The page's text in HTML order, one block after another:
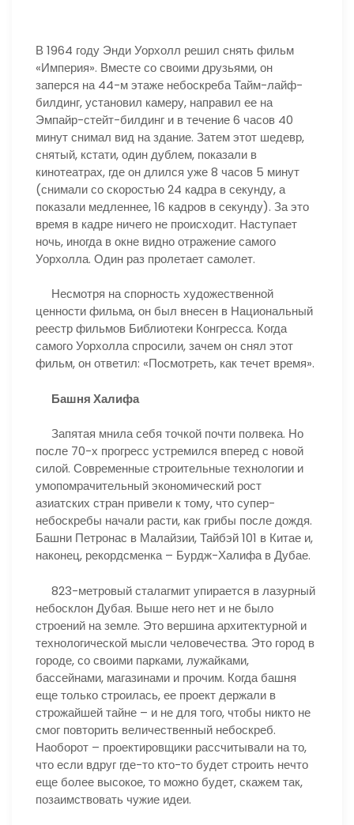
В 1964 году Энди Уорхолл решил снять фильм
«Империя». Вместе со своими друзьями, он
заперся на 44-м этаже небоскреба Тайм-лайф-
билдинг, установил камеру, направил ее на
Эмпайр-стейт-билдинг и в течение 6 часов 40
минут снимал вид на здание. Затем этот шедевр,
снятый, кстати, один дублем, показали в
кинотеатрах, где он длился уже 8 часов 5 минут
(снимали со скоростью 24 кадра в секунду, а
показали медленнее, 16 кадров в секунду). За это
время в кадре ничего не происходит. Наступает
ночь, иногда в окне видно отражение самого
Уорхолла. Один раз пролетает самолет.
Несмотря на спорность художественной
ценности фильма, он был внесен в Национальный
реестр фильмов Библиотеки Конгресса. Когда
самого Уорхолла спросили, зачем он снял этот
фильм, он ответил: «Посмотреть, как течет время».
Башня Халифа
Запятая мнила себя точкой почти полвека. Но
после 70-х прогресс устремился вперед с новой
силой. Современные строительные технологии и
умопомрачительный экономический рост
азиатских стран привели к тому, что супер-
небоскребы начали расти, как грибы после дождя.
Башни Петронас в Малайзии, Тайбэй 101 в Китае и,
наконец, рекордсменка – Бурдж-Халифа в Дубае.
823-метровый сталагмит упирается в лазурный
небосклон Дубая. Выше него нет и не было
строений на земле. Это вершина архитектурной и
технологической мысли человечества. Это город в
городе, со своими парками, лужайками,
бассейнами, магазинами и прочим. Когда башня
еще только строилась, ее проект держали в
строжайшей тайне – и не для того, чтобы никто не
смог повторить величественный небоскреб.
Наоборот – проектировщики рассчитывали на то,
что если вдруг где-то кто-то будет строить нечто
еще более высокое, то можно будет, скажем так,
позаимствовать чужие идеи.